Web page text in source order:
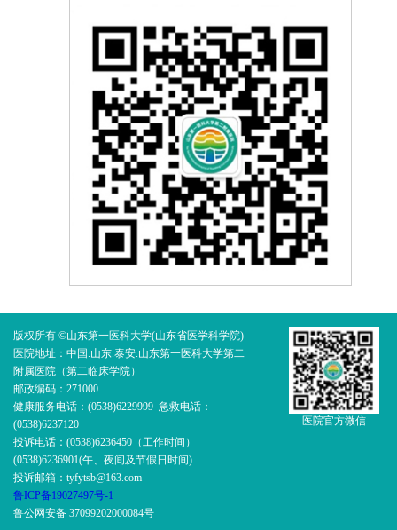
版权所有 ©山东第一医科大学(山东省医学科学院)
医院地址：中国.山东.泰安.山东第一医科大学第二
附属医院（第二临床学院）
邮政编码：271000
健康服务电话：(0538)6229999 急救电话：
(0538)6237120
投诉电话：(0538)6236450（工作时间）
(0538)6236901(午、夜间及节假日时间)
投诉邮箱：tyfytsb@163.com
鲁ICP备19027497号-1
鲁公网安备 37099202000084号
医院官方微信